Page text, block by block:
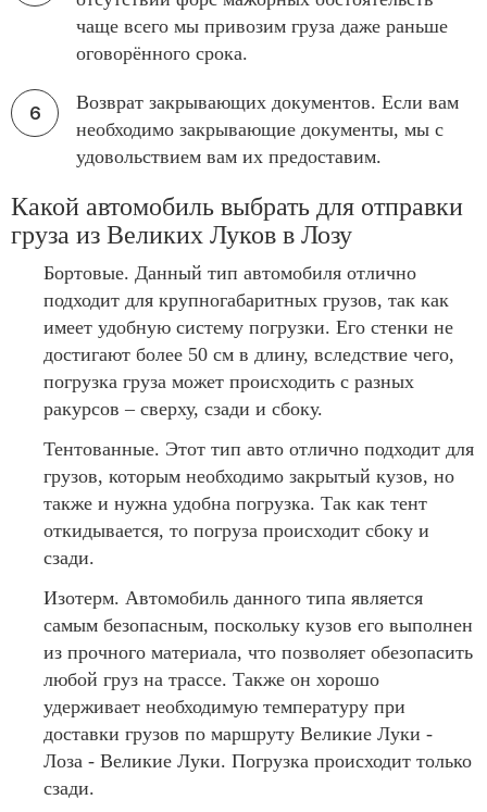
чаще всего мы привозим груза даже раньше
оговорённого срока.
Возврат закрывающих документов. Если вам
необходимо закрывающие документы, мы с
удовольствием вам их предоставим.
Какой автомобиль выбрать для отправки
груза из Великих Луков в Лозу
Бортовые. Данный тип автомобиля отлично
подходит для крупногабаритных грузов, так как
имеет удобную систему погрузки. Его стенки не
достигают более 50 см в длину, вследствие чего,
погрузка груза может происходить с разных
ракурсов – сверху, сзади и сбоку.
Тентованные. Этот тип авто отлично подходит для
грузов, которым необходимо закрытый кузов, но
также и нужна удобна погрузка. Так как тент
откидывается, то погруза происходит сбоку и
сзади.
Изотерм. Автомобиль данного типа является
самым безопасным, поскольку кузов его выполнен
из прочного материала, что позволяет обезопасить
любой груз на трассе. Также он хорошо
удерживает необходимую температуру при
доставки грузов по маршруту Великие Луки -
Лоза - Великие Луки. Погрузка происходит только
сзади.